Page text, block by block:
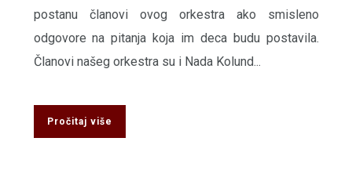
postanu članovi ovog orkestra ako smisleno
odgovore na pitanja koja im deca budu postavila.
Članovi našeg orkestra su i Nada Kolund...
Pročitaj više